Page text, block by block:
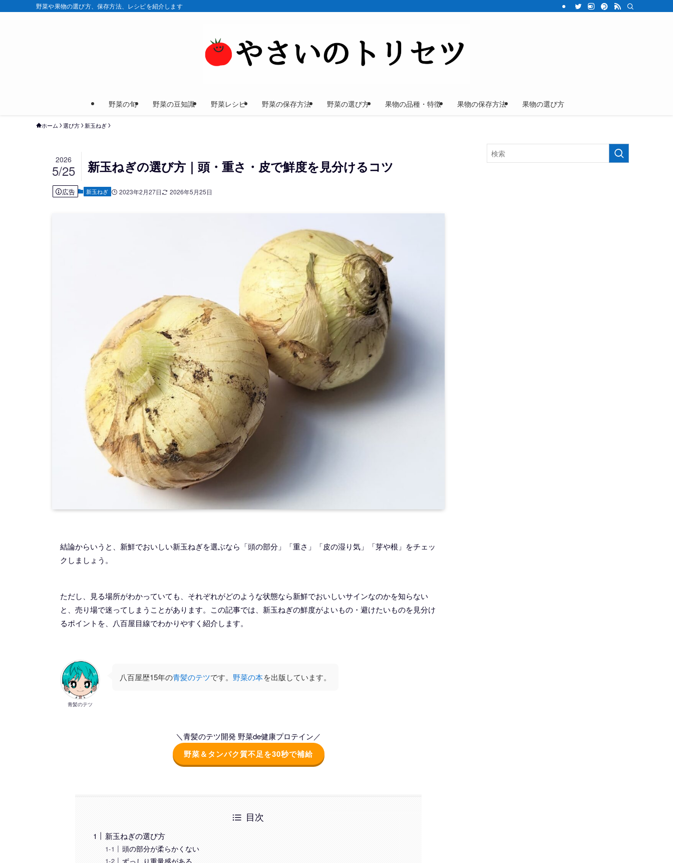
野菜や果物の選び方、保存方法、レシピを紹介します
野菜の旬 野菜の豆知識 野菜レシピ 野菜の保存方法 野菜の選び方 果物の品種・特徴 果物の保存方法 果物の選び方
ホーム 選び方 新玉ねぎ
新玉ねぎの選び方｜頭・重さ・皮で鮮度を見分けるコツ
2026
5/25
広告 新玉ねぎ 2023年2月27日 2026年5月25日
結論からいうと、新鮮でおいしい新玉ねぎを選ぶなら「頭の部分」「重さ」「皮の湿り気」「芽や根」をチェッ
クしましょう。
ただし、見る場所がわかっていても、それぞれがどのような状態なら新鮮でおいしいサインなのかを知らない
と、売り場で迷ってしまうことがあります。この記事では、新玉ねぎの鮮度がよいもの・避けたいものを見分け
るポイントを、八百屋目線でわかりやすく紹介します。
青髪のテツ
八百屋歴15年の青髪のテツです。 野菜の本を出版しています。
＼青髪のテツ開発 野菜de健康プロテイン／
野菜＆タンパク質不足を30秒で補給
目次
新玉ねぎの選び方
頭の部分が柔らかくない
ずっしり重量感がある